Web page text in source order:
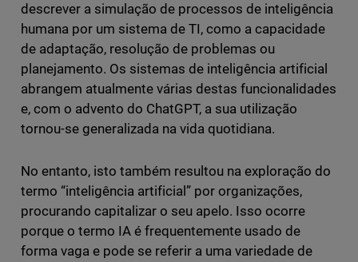
descrever a simulação de processos de inteligência
humana por um sistema de TI, como a capacidade
de adaptação, resolução de problemas ou
planejamento. Os sistemas de inteligência artificial
abrangem atualmente várias destas funcionalidades
e, com o advento do ChatGPT, a sua utilização
tornou-se generalizada na vida quotidiana.
No entanto, isto também resultou na exploração do
termo “inteligência artificial” por organizações,
procurando capitalizar o seu apelo. Isso ocorre
porque o termo IA é frequentemente usado de
forma vaga e pode se referir a uma variedade de